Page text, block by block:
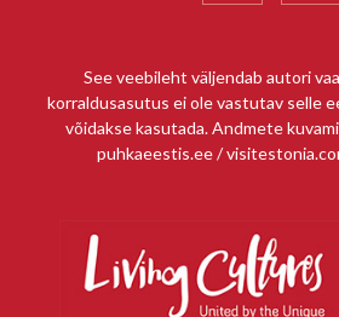
See veebileht väljendab autori
korraldusasutus ei ole vastutav selle
võidakse kasutada. Andmete
puhkaeestis.ee /